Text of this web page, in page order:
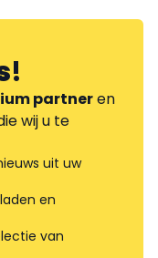
!
partneren
wij u te
uit uw
en
van